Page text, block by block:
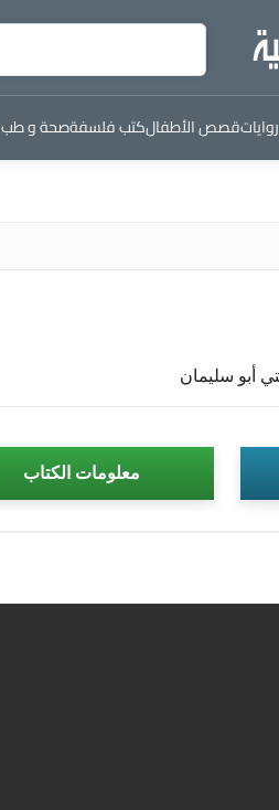
قصص الأطفالكتب فلسفةصحة و طب
أبو سليمان
معلومات الكتاب